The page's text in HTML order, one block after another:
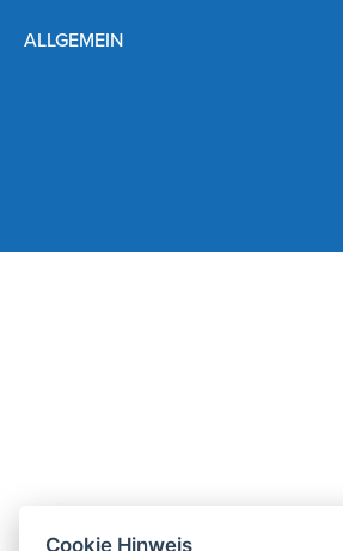
Cookie Hinweis
ALLGEMEIN